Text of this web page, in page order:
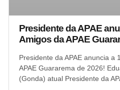
Presidente da APAE
Amigos da APAE
Presidente da APAE anuncia a
APAE Guararema de 2026!
(Gonda) atual Presidente da